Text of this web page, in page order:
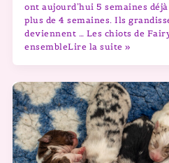
ont aujourd’hui 5 semaines
plus de 4 semaines. Ils
deviennent … Les chiots de
ensembleLire la suite »